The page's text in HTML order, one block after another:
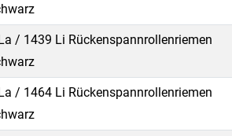
/ 1439 Li Rückenspannrollenriemen
/ 1464 Li Rückenspannrollenriemen